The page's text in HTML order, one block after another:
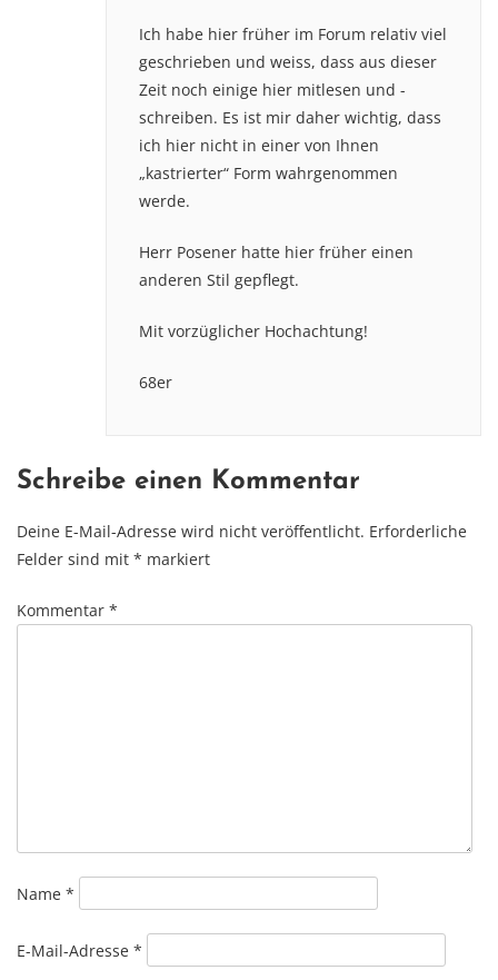
Ich habe hier früher im Forum relativ viel
geschrieben und weiss, dass aus dieser
Zeit noch einige hier mitlesen und -
schreiben. Es ist mir daher wichtig, dass
ich hier nicht in einer von Ihnen
„kastrierter“ Form wahrgenommen
werde.
Herr Posener hatte hier früher einen
anderen Stil gepflegt.
Mit vorzüglicher Hochachtung!
68er
Schreibe einen Kommentar
Deine E-Mail-Adresse wird nicht veröffentlicht. Erforderliche
Felder sind mit * markiert
Kommentar *
Name *
E-Mail-Adresse *